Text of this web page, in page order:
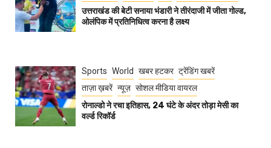
उत्तराखंड की बेटी सनाया भंडारी ने तीरंदाजी में जीता गोल्ड,
ओलंपिक में प्रतिनिधित्व करना है लक्ष्य
Sports World खबर हटकर ट्रेंडिंग खबरें
ताज़ा ख़बरें न्यूज़ सोशल मीडिया वायरल
रोनाल्डो ने रचा इतिहास, 24 घंटे के अंदर तोड़ा मेसी का
वर्ल्ड रिकॉर्ड